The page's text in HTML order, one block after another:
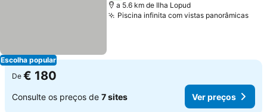
Escolha popular
a 5.6 km de Ilha Lopud
Piscina infinita com vistas panorâmicas
De € 180
Consulte os preços de 7 sites Ver preços